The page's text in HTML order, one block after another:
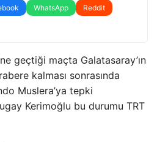
WhatsApp
Reddit
geçtiği maçta Galatasaray’ın
kalması sonrasında
Muslera’ya tepki
Kerimoğlu bu durumu TRT